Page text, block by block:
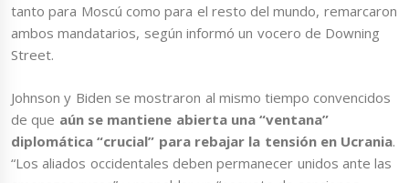
tanto para Moscú como para el resto del mundo, remarcaron
ambos mandatarios, según informó un vocero de Downing
Street.
Johnson y Biden se mostraron al mismo tiempo convencidos
de que aún se mantiene abierta una “ventana”
diplomática “crucial” para rebajar la tensión en Ucrania.
“Los aliados occidentales deben permanecer unidos ante las